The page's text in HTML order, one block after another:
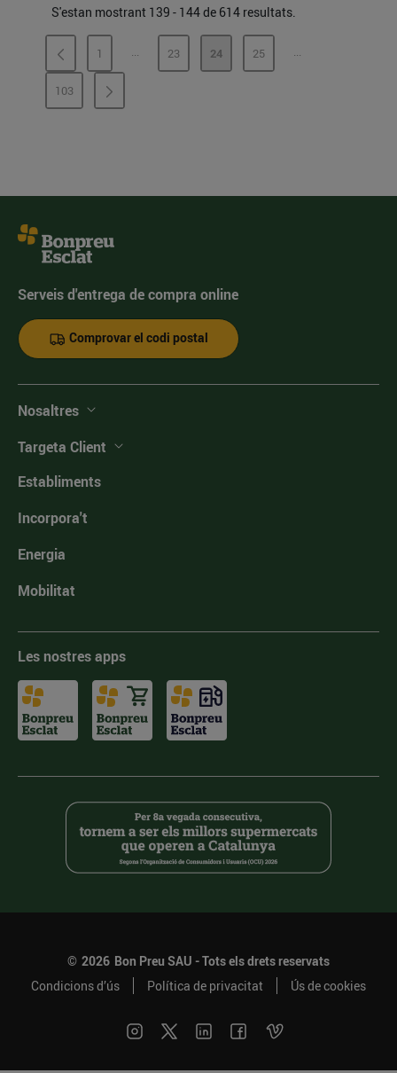
S'estan mostrant 139 - 144 de 614 resultats.
PÀGINA
1 ...PÀGINES INTERMÈDIES
PÀGINA
23 PÀGINA
24 PÀGINA
25 ...PÀGINES
PÀGINA
103
Serveis d'entrega de compra online
Comprovar el codi postal
Nosaltres
Targeta Client
Establiments
Incorpora't
Energia
Mobilitat
Les nostres apps
© 2026 Bon Preu SAU - Tots els drets reservats
Condicions d’ús
Política de privacitat Ús de cookies